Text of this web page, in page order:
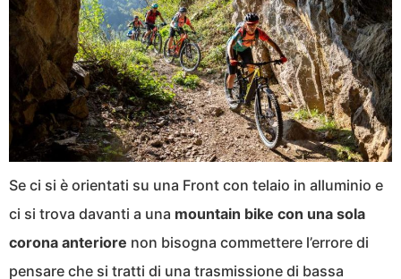
Se ci si è orientati su una Front con telaio in alluminio e
ci si trova davanti a una mountain bike con una sola
corona anteriore non bisogna commettere l’errore di
pensare che si tratti di una trasmissione di bassa